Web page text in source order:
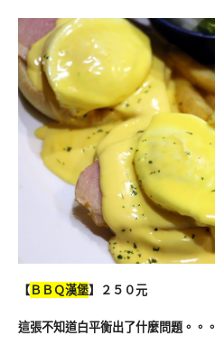
【ＢＢＱ漢堡】２５０元
這張不知道白平衡出了什麼問題。。。